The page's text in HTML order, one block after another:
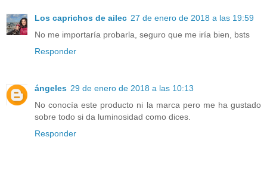
Los caprichos de ailec 27 de enero de 2018 a las 19:59
No me importaría probarla, seguro que me iría bien, bsts
Responder
ángeles 29 de enero de 2018 a las 10:13
No conocía este producto ni la marca pero me ha gustado
sobre todo si da luminosidad como dices.
Responder